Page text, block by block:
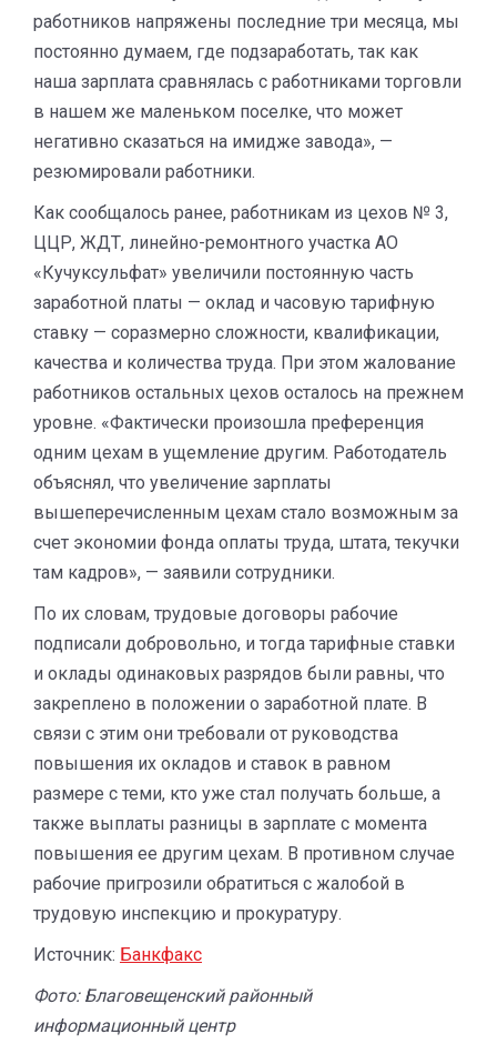
работников напряжены последние три месяца, мы
постоянно думаем, где подзаработать, так как
наша зарплата сравнялась с работниками торговли
в нашем же маленьком поселке, что может
негативно сказаться на имидже завода», —
резюмировали работники.
Как сообщалось ранее, работникам из цехов № 3,
ЦЦР, ЖДТ, линейно-ремонтного участка АО
«Кучуксульфат» увеличили постоянную часть
заработной платы — оклад и часовую тарифную
ставку — соразмерно сложности, квалификации,
качества и количества труда. При этом жалование
работников остальных цехов осталось на прежнем
уровне. «Фактически произошла преференция
одним цехам в ущемление другим. Работодатель
объяснял, что увеличение зарплаты
вышеперечисленным цехам стало возможным за
счет экономии фонда оплаты труда, штата, текучки
там кадров», — заявили сотрудники.
По их словам, трудовые договоры рабочие
подписали добровольно, и тогда тарифные ставки
и оклады одинаковых разрядов были равны, что
закреплено в положении о заработной плате. В
связи с этим они требовали от руководства
повышения их окладов и ставок в равном
размере с теми, кто уже стал получать больше, а
также выплаты разницы в зарплате с момента
повышения ее другим цехам. В противном случае
рабочие пригрозили обратиться с жалобой в
трудовую инспекцию и прокуратуру.
Источник: Банкфакс
Фото: Благовещенский районный
информационный центр